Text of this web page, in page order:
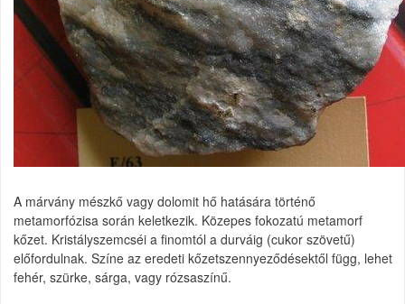
A márvány mészkő vagy dolomit hő hatására történő
metamorfózisa során keletkezik. Közepes fokozatú metamorf
kőzet. Kristályszemcséi a finomtól a durváig (cukor szövetű)
előfordulnak. Színe az eredeti kőzetszennyeződésektől függ, lehet
fehér, szürke, sárga, vagy rózsaszínű.